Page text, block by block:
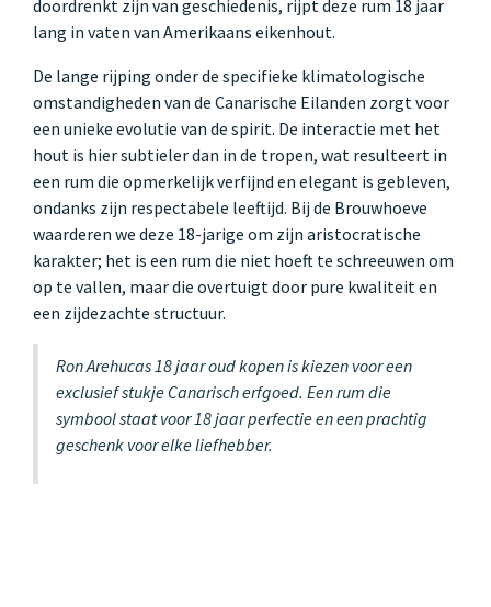
doordrenkt zijn van geschiedenis, rijpt deze rum 18 jaar
lang in vaten van Amerikaans eikenhout.
De lange rijping onder de specifieke klimatologische
omstandigheden van de Canarische Eilanden zorgt voor
een unieke evolutie van de spirit. De interactie met het
hout is hier subtieler dan in de tropen, wat resulteert in
een rum die opmerkelijk verfijnd en elegant is gebleven,
ondanks zijn respectabele leeftijd. Bij de Brouwhoeve
waarderen we deze 18-jarige om zijn aristocratische
karakter; het is een rum die niet hoeft te schreeuwen om
op te vallen, maar die overtuigt door pure kwaliteit en
een zijdezachte structuur.
Ron Arehucas 18 jaar oud kopen is kiezen voor een
exclusief stukje Canarisch erfgoed. Een rum die
symbool staat voor 18 jaar perfectie en een prachtig
geschenk voor elke liefhebber.